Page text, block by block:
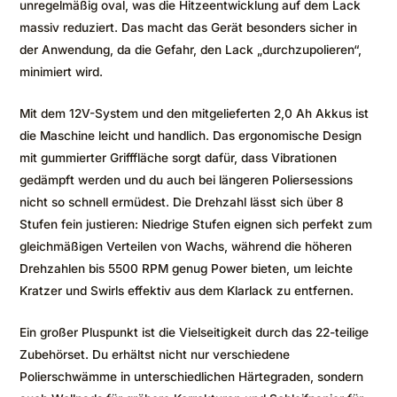
unregelmäßig oval, was die Hitzeentwicklung auf dem Lack
massiv reduziert. Das macht das Gerät besonders sicher in
der Anwendung, da die Gefahr, den Lack „durchzupolieren“,
minimiert wird.
Mit dem 12V-System und den mitgelieferten 2,0 Ah Akkus ist
die Maschine leicht und handlich. Das ergonomische Design
mit gummierter Grifffläche sorgt dafür, dass Vibrationen
gedämpft werden und du auch bei längeren Poliersessions
nicht so schnell ermüdest. Die Drehzahl lässt sich über 8
Stufen fein justieren: Niedrige Stufen eignen sich perfekt zum
gleichmäßigen Verteilen von Wachs, während die höheren
Drehzahlen bis 5500 RPM genug Power bieten, um leichte
Kratzer und Swirls effektiv aus dem Klarlack zu entfernen.
Ein großer Pluspunkt ist die Vielseitigkeit durch das 22-teilige
Zubehörset. Du erhältst nicht nur verschiedene
Polierschwämme in unterschiedlichen Härtegraden, sondern